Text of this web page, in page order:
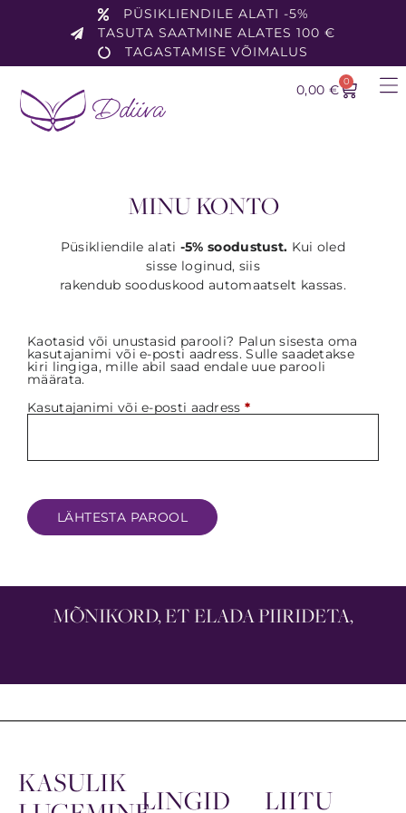
PÜSIKLIENDILE ALATI -5%
TASUTA SAATMINE ALATES 100 €
TAGASTAMISE VÕIMALUS
0,00 €
0
MINU KONTO
Püsikliendile alati -5% soodustust. Kui oled
sisse loginud, siis
rakendub sooduskood automaatselt kassas.
Kaotasid või unustasid parooli? Palun sisesta oma
kasutajanimi või e-posti aadress. Sulle saadetakse
kiri lingiga, mille abil saad endale uue parooli
määrata.
Kasutajanimi või e-posti aadress *
LÄHTESTA PAROOL
MÕNIKORD, ET ELADA PIIRIDETA,
KASULIK
LINGID
LIITU